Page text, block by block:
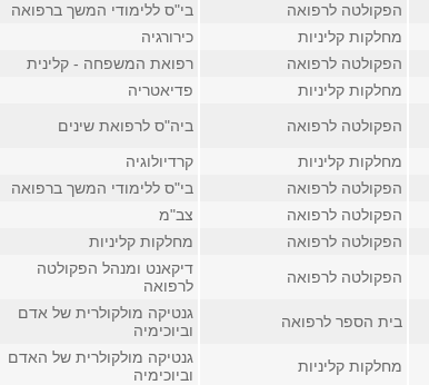
הפקולטה לרפואה
בי"ס ללימודי המשך ברפואה
מחלקות קליניות כירורגיה
הפקולטה לרפואה
רפואת המשפחה - קלינית
מחלקות קליניות פדיאטריה
הפקולטה לרפואה ביה"ס לרפואת שינים
מחלקות קליניות קרדיולוגיה
הפקולטה לרפואה
בי"ס ללימודי המשך ברפואה
הפקולטה לרפואה
צב"מ
הפקולטה לרפואה מחלקות קליניות
הפקולטה לרפואה
דיקאנט ומנהל הפקולטה
לרפואה
בית הספר לרפואה
גנטיקה מולקולרית של אדם
וביוכימיה
מחלקות קליניות
גנטיקה מולקולרית של האדם
וביוכימיה